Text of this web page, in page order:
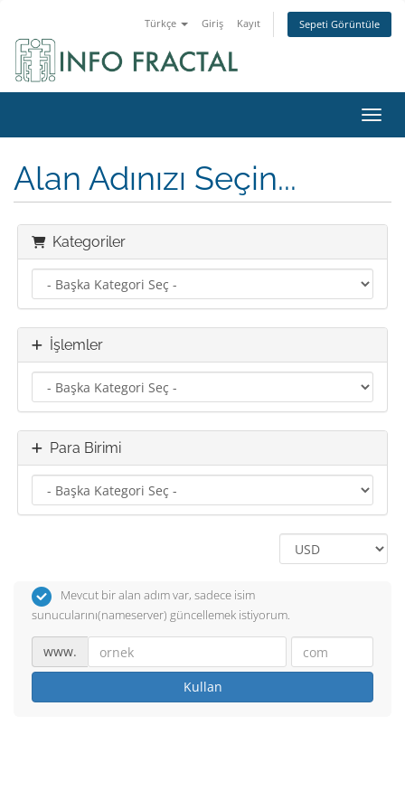
Türkçe Giriş Kayıt Sepeti Görüntüle
Alan Adınızı Seçin...
Kategoriler
İşlemler
Para Birimi
Mevcut bir alan adım var, sadece isim
sunucularını(nameserver) güncellemek istiyorum.
www.
Kullan